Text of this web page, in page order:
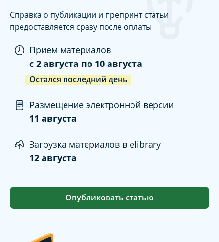
Справка о публикации и препринт статьи
предоставляется сразу после оплаты
Прием материалов
c 2 августа по 10 августа
Остался последний день
Размещение электронной версии
11 августа
Загрузка материалов в elibrary
12 августа
Опубликовать статью